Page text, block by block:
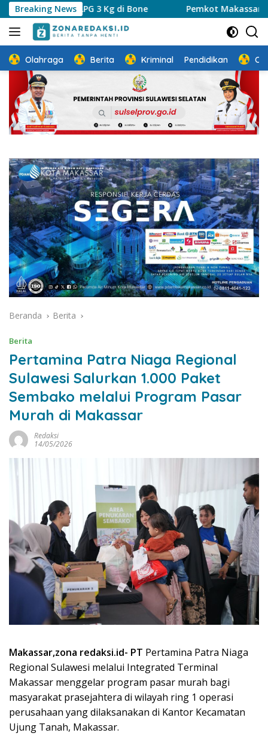
Langsung
ke
konten
Breaking News
LPG 3 Kg di Bone Pemkot Makassar Perkuat
Olahraga Berita Kriminal Pendidikan
Beranda Berita
Berita
Pertamina Patra Niaga Regional
Sulawesi Salurkan 1.000 Paket
Sembako melalui Program Pasar
Murah di Makassar
Redaksi
14/05/2026
Makassar,zona redaksi.id- PT Pertamina Patra Niaga
Regional Sulawesi melalui Integrated Terminal
Makassar menggelar program pasar murah bagi
masyarakat prasejahtera di wilayah ring 1 operasi
perusahaan yang dilaksanakan di Kantor Kecamatan
Ujung Tanah, Makassar.